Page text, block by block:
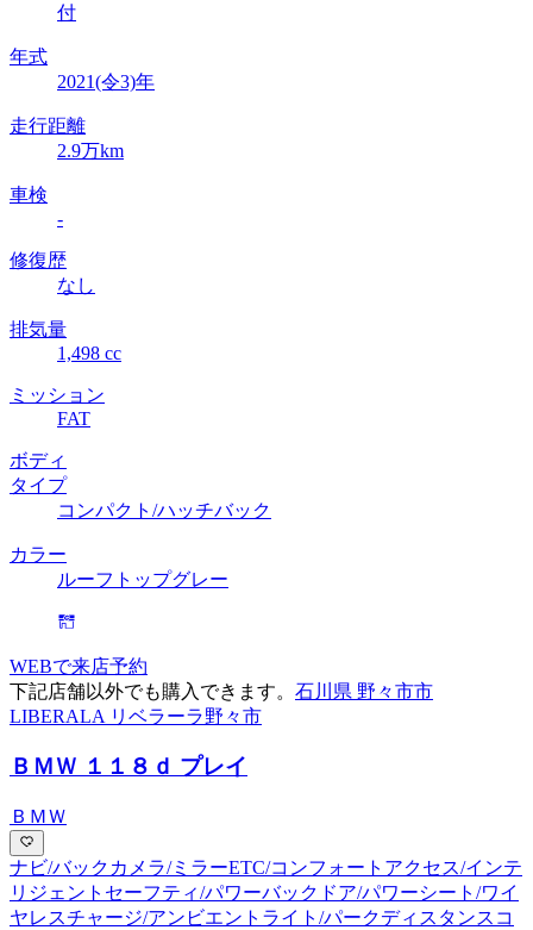
付
年式
2021(令3)年
走行距離
2.9万km
車検
-
修復歴
なし
排気量
1,498 cc
ミッション
FAT
ボディ
タイプ
コンパクト/ハッチバック
カラー
ルーフトップグレー
WEBで来店予約
下記店舗以外でも購入できます。 石川県 野々市市
LIBERALA リベラーラ野々市
ＢＭＷ １１８ｄ プレイ
ＢＭＷ
ナビ/バックカメラ/ミラーETC/コンフォートアクセス/インテ
リジェントセーフティ/パワーバックドア/パワーシート/ワイ
ヤレスチャージ/アンビエントライト/パークディスタンスコ